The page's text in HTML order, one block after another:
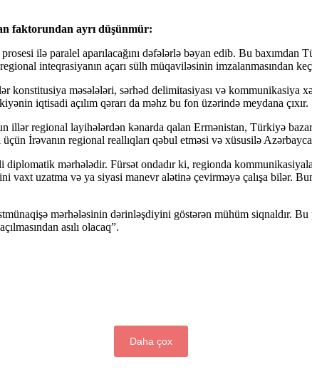
faktorundan ayrı düşünmür:
ilə paralel aparılacağını dəfələrlə bəyan edib. Bu
inteqrasiyanın açarı sülh müqaviləsinin imzalanmasından
konstitusiya məsələləri, sərhəd delimitasiyası və kommunikasiya
iqtisadi açılım qərarı da məhz bu fon üzərində meydana çıxır.
regional layihələrdən kənarda qalan Ermənistan, Türkiyə
İrəvanın regional reallıqları qəbul etməsi və xüsusilə
mərhələdir. Fürsət ondadır ki, regionda
vaxt uzatma və ya siyasi manevr alətinə çevirməyə çalışa bilər.
mərhələsinin dərinləşdiyini göstərən mühüm siqnaldır.
asılı olacaq”.
Daha çox